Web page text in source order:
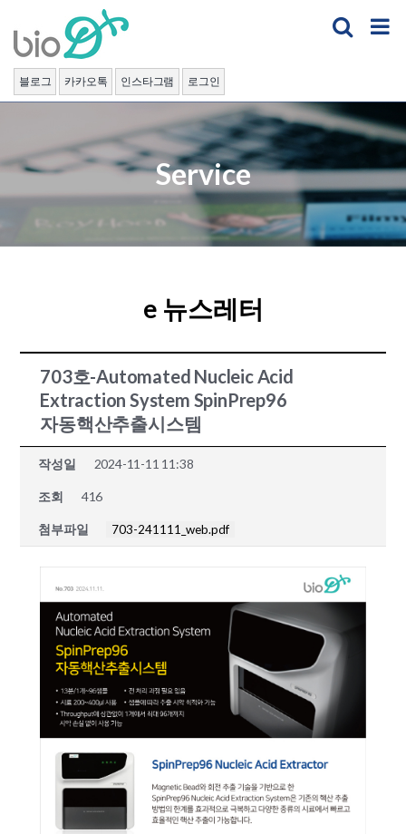
content
블로그 카카오톡 인스타그램 로그인
Service
e 뉴스레터
703호-Automated Nucleic Acid
Extraction System SpinPrep96
자동핵산추출시스템
작성일 2024-11-11 11:38
조회 416
첨부파일 703-241111_web.pdf